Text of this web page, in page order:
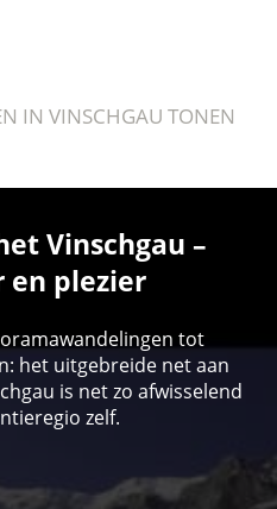
IN VINSCHGAU TONEN
Vinschgau –
en plezier
tot
het uitgebreide net aan
is net zo afwisselend
zelf.